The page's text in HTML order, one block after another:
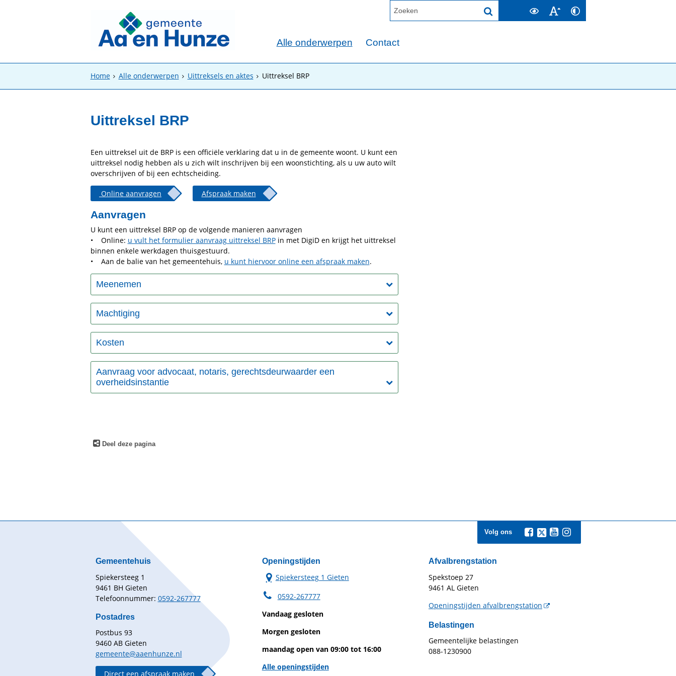
Alle onderwerpen Contact
Home Alle onderwerpen Uittreksels en aktes Uittreksel BRP
Uittreksel BRP
Een uittreksel uit de BRP is een officiële verklaring dat u in de gemeente woont. U kunt een
uittreksel nodig hebben als u zich wilt inschrijven bij een woonstichting, als u uw auto wilt
overschrijven of bij een echtscheiding.
Online aanvragen Afspraak maken
Aanvragen
U kunt een uittreksel BRP op de volgende manieren aanvragen
• Online: u vult het formulier aanvraag uittreksel BRPin met DigiD en krijgt het uittreksel
binnen enkele werkdagen thuisgestuurd.
• Aan de balie van het gemeentehuis, u kunt hiervoor online een afspraak maken.
Meenemen
Machtiging
Kosten
Aanvraag voor advocaat, notaris, gerechtsdeurwaarder een
overheidsinstantie
Deel deze pagina
Volg ons
Gemeentehuis
Spiekersteeg 1
9461 BH Gieten
Telefoonnummer: 0592-267777
Postadres
Postbus 93
9460 AB Gieten
gemeente@aaenhunze.nl
Direct een afspraak maken
Openingstijden
Spiekersteeg 1 Gieten
0592-267777
Vandaag gesloten
Morgen gesloten
maandag open van 09:00 tot 16:00
Alle openingstijden
Afvalbrengstation
Spekstoep 27
9461 AL Gieten
Openingstijden afvalbrengstation
Belastingen
Gemeentelijke belastingen
088-1230900